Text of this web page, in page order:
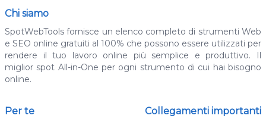
Chi siamo
SpotWebTools fornisce un elenco completo di strumenti Web
e SEO online gratuiti al 100% che possono essere utilizzati per
rendere il tuo lavoro online più semplice e produttivo. Il
miglior spot All-in-One per ogni strumento di cui hai bisogno
online.
Per te Collegamenti importanti